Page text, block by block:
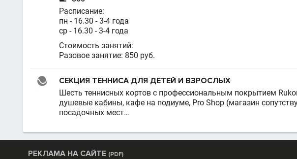
Расписание:
пн - 16.30 - 3-4 года
ср - 16.30 - 3-4 года
Стоимость занятий:
Разовое занятие: 850 руб.
СЕКЦИЯ ТЕННИСА ДЛЯ ДЕТЕЙ И ВЗРОСЛЫХ
Шесть теннисных кортов с профессиональным покрытием
душевые кабины, кафе на подиуме, Pro Shop (магазин
посадочных мест…
РЕКЛАМА НА САЙТЕ (PDF)